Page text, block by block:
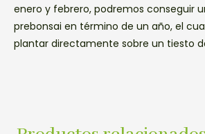
enero y febrero, podremos conseguir
prebonsai en término de un año, el
plantar directamente sobre un tiesto